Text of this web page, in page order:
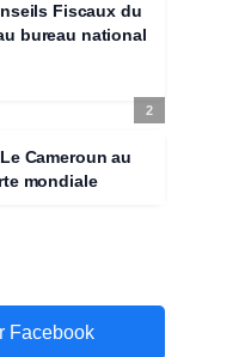
Fiscaux du
bureau national
2
Cameroun au
mondiale
Facebook